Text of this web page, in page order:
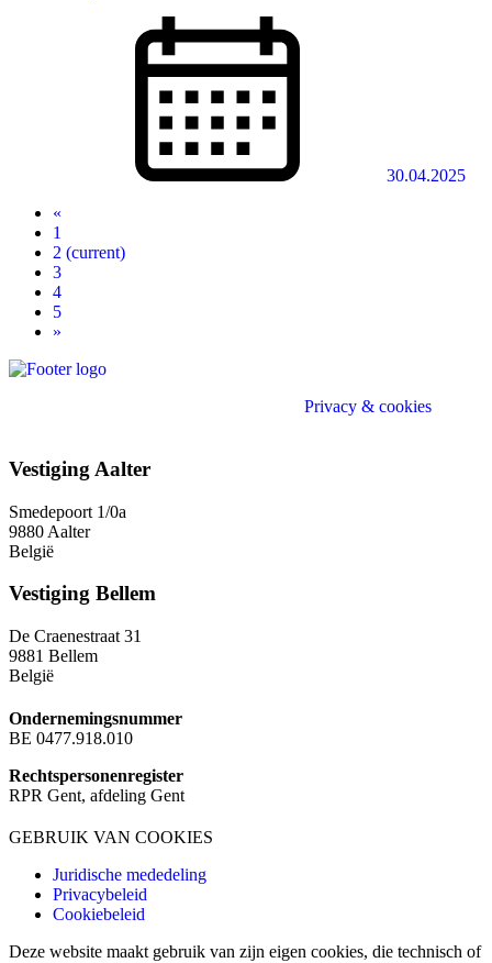
30.04.2025
«
1
2 (current)
3
4
5
»
Privacy & cookies
Vestiging Aalter
Smedepoort 1/0a
9880 Aalter
België
Vestiging Bellem
De Craenestraat 31
9881 Bellem
België
Ondernemingsnummer
BE 0477.918.010
Rechtspersonenregister
RPR Gent, afdeling Gent
GEBRUIK VAN COOKIES
Juridische mededeling
Privacybeleid
Cookiebeleid
Deze website maakt gebruik van zijn eigen cookies, die technisch of